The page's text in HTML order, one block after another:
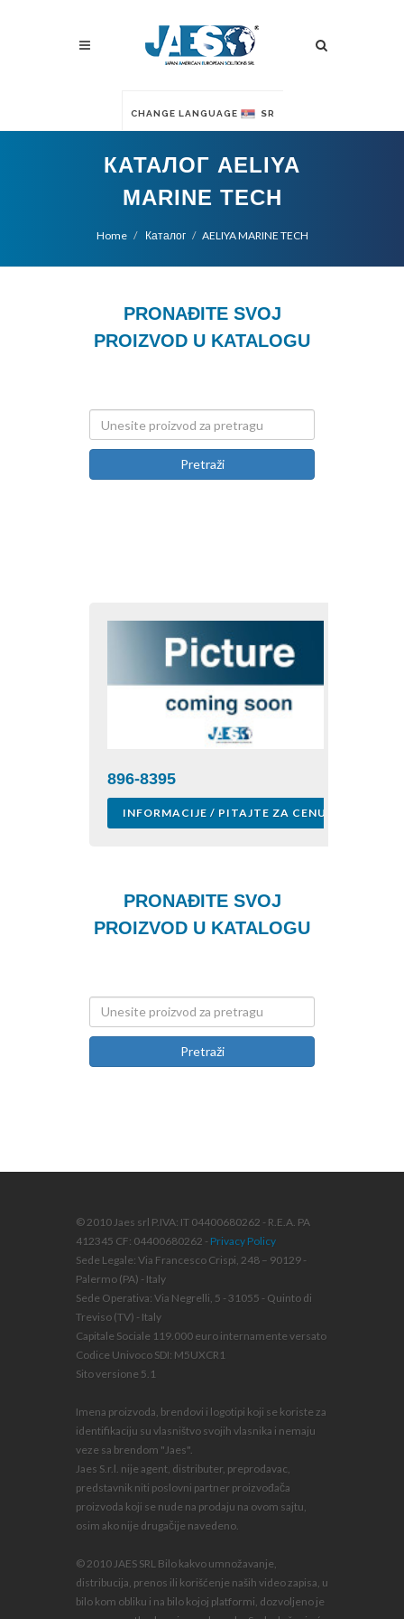
CHANGE LANGUAGE SR
КАТАЛОГ AELIYA
MARINE TECH
Home Каталог AELIYA MARINE TECH
PRONAĐITE SVOJ
PROIZVOD U KATALOGU
Pretraži
896-8395
INFORMACIJE / PITAJTE ZA CENU
PRONAĐITE SVOJ
PROIZVOD U KATALOGU
Pretraži
© 2010 Jaes srl P.IVA: IT 04400680262 - R.E.A. PA
412345 CF: 04400680262 - Privacy Policy
Sede Legale: Via Francesco Crispi, 248 – 90129 -
Palermo (PA) - Italy
Sede Operativa: Via Negrelli, 5 - 31055 - Quinto di
Treviso (TV) - Italy
Capitale Sociale 119.000 euro internamente versato
Codice Univoco SDI: M5UXCR1
Sito versione 5.1
Imena proizvoda, brendovi i logotipi koji se koriste za
identifikaciju su vlasništvo svojih vlasnika i nemaju
veze sa brendom "Jaes".
Jaes S.r.l. nije agent, distributer, preprodavac,
predstavnik niti poslovni partner proizvođača
proizvoda koji se nude na prodaju na ovom sajtu,
osim ako nije drugačije navedeno.
© 2010 JAES SRL Bilo kakvo umnožavanje,
distribucija, prenos ili korišćenje naših video zapisa, u
bilo kom obliku i na bilo kojoj platformi, dozvoljeno je